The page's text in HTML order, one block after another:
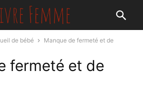
de bébé
Manque de fermeté et de
fermeté et de